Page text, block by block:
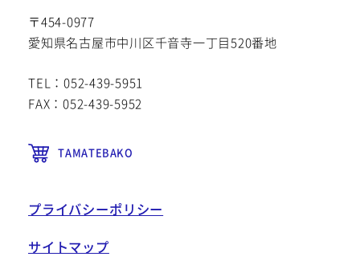
〒454-0977
愛知県名古屋市中川区千音寺一丁目520番地
TEL：052-439-5951
FAX：052-439-5952
TAMATEBAKO
プライバシーポリシー
サイトマップ